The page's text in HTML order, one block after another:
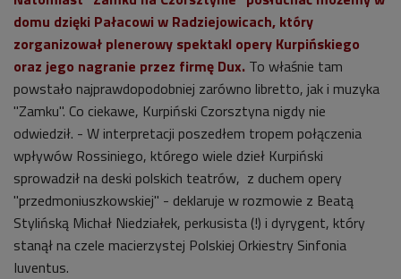
domu dzięki Pałacowi w Radziejowicach, który
zorganizował plenerowy spektakl opery Kurpińskiego
oraz jego nagranie przez firmę Dux. To właśnie tam
powstało najprawdopodobniej zarówno libretto, jak i muzyka
"Zamku". Co ciekawe, Kurpiński Czorsztyna nigdy nie
odwiedził. - W interpretacji poszedłem tropem połączenia
wpływów Rossiniego, którego wiele dzieł Kurpiński
sprowadził na deski polskich teatrów, z duchem opery
"przedmoniuszkowskiej" - deklaruje w rozmowie z Beatą
Stylińską Michał Niedziałek, perkusista (!) i dyrygent, który
stanął na czele macierzystej Polskiej Orkiestry Sinfonia
Iuventus.